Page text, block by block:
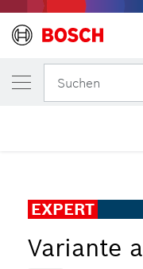
Suchen
EXPERT
Variante
DEINE AUSGEWÄHLTE
EXPERT C470